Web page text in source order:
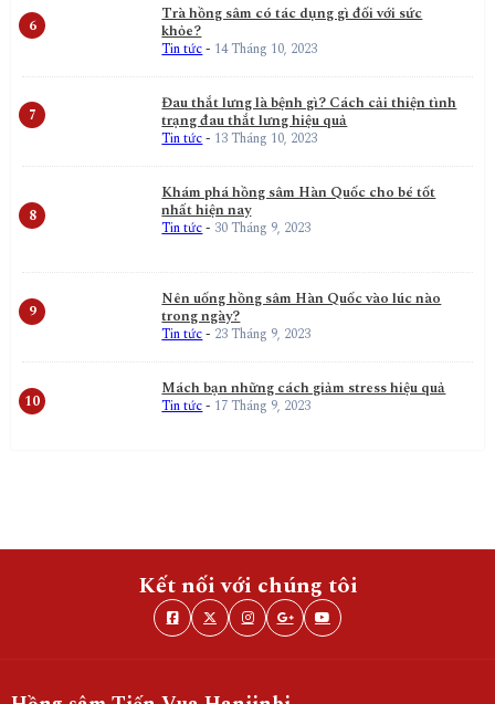
Trà hồng sâm có tác dụng gì đối với sức
khỏe?
Tin tức- 14 Tháng 10, 2023
Đau thắt lưng là bệnh gì? Cách cải thiện tình
trạng đau thắt lưng hiệu quả
Tin tức- 13 Tháng 10, 2023
Khám phá hồng sâm Hàn Quốc cho bé tốt
nhất hiện nay
Tin tức- 30 Tháng 9, 2023
Nên uống hồng sâm Hàn Quốc vào lúc nào
trong ngày?
Tin tức- 23 Tháng 9, 2023
Mách bạn những cách giảm stress hiệu quả
Tin tức- 17 Tháng 9, 2023
Kết nối với chúng tôi